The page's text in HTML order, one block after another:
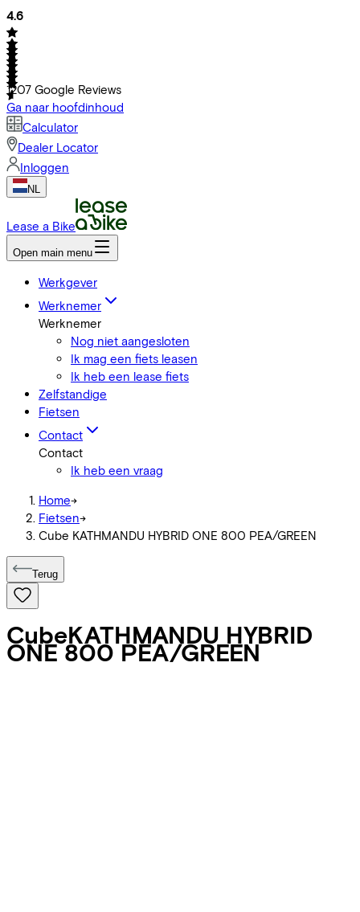
4.6
1207 Google Reviews
Ga naar hoofdinhoud
Calculator
Dealer Locator
Inloggen
NL
Lease a Bike
Open main menu
Werkgever
Werknemer
Werknemer
Nog niet aangesloten
Ik mag een fiets leasen
Ik heb een lease fiets
Zelfstandige
Fietsen
Contact
Contact
Ik heb een vraag
Home->
Fietsen->
Cube KATHMANDU HYBRID ONE 800 PEA/GREEN
Terug
CubeKATHMANDU HYBRID
ONE 800 PEA/GREEN